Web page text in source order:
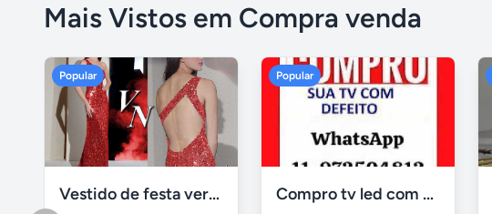
Mais Vistos em Compra venda
Popular
Vestido de festa vermelho com brilho e pedraria
Popular
Compro tv led com defeito